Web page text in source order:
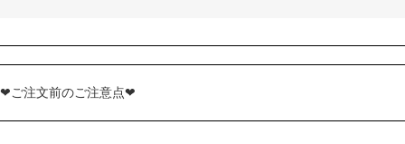
❤ご注文前のご注意点❤